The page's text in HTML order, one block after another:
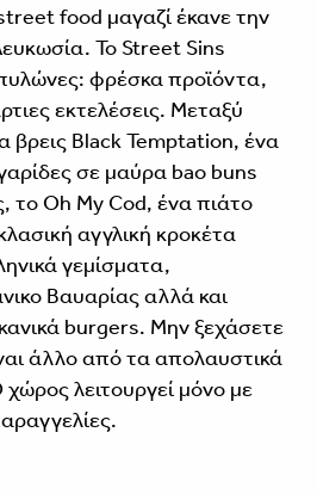
food μαγαζί έκανε την
Το Street Sins
φρέσκα προϊόντα,
εκτελέσεις. Μεταξύ
βρεις Black Temptation, ένα
σε μαύρα bao buns
το Oh My Cod, ένα πιάτο
αγγλική κροκέτα
γεμίσματα,
Βαυαρίας αλλά και
burgers. Μην ξεχάσετε
άλλο από τα απολαυστικά
λειτουργεί μόνο με